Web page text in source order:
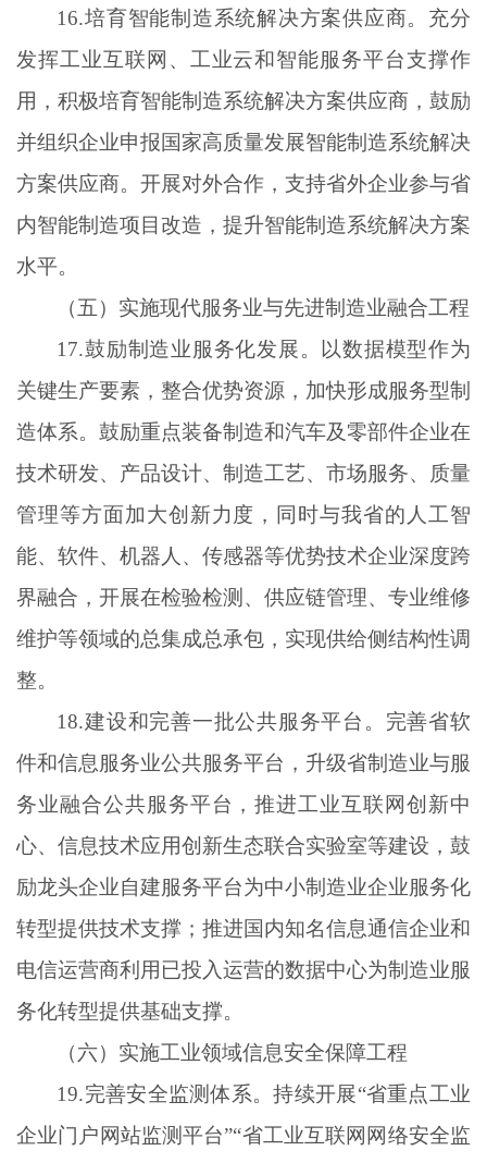
16.培育智能制造系统解决方案供应商。充分
发挥工业互联网、工业云和智能服务平台支撑作
用，积极培育智能制造系统解决方案供应商，鼓励
并组织企业申报国家高质量发展智能制造系统解决
方案供应商。开展对外合作，支持省外企业参与省
内智能制造项目改造，提升智能制造系统解决方案
水平。
（五）实施现代服务业与先进制造业融合工程
17.鼓励制造业服务化发展。以数据模型作为
关键生产要素，整合优势资源，加快形成服务型制
造体系。鼓励重点装备制造和汽车及零部件企业在
技术研发、产品设计、制造工艺、市场服务、质量
管理等方面加大创新力度，同时与我省的人工智
能、软件、机器人、传感器等优势技术企业深度跨
界融合，开展在检验检测、供应链管理、专业维修
维护等领域的总集成总承包，实现供给侧结构性调
整。
18.建设和完善一批公共服务平台。完善省软
件和信息服务业公共服务平台，升级省制造业与服
务业融合公共服务平台，推进工业互联网创新中
心、信息技术应用创新生态联合实验室等建设，鼓
励龙头企业自建服务平台为中小制造业企业服务化
转型提供技术支撑；推进国内知名信息通信企业和
电信运营商利用已投入运营的数据中心为制造业服
务化转型提供基础支撑。
（六）实施工业领域信息安全保障工程
19.完善安全监测体系。持续开展“省重点工业
企业门户网站监测平台”“省工业互联网网络安全监